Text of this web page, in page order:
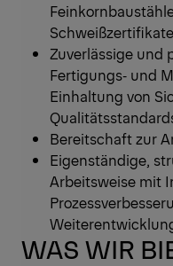
Zuverlässige und
Fertigungs‑ und
Einhaltung von
Bereitschaft zur
Eigenständige,
Arbeitsweise mit
WAS WIR